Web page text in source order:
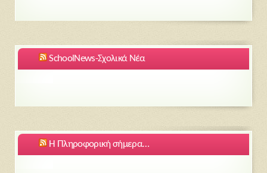
SchoolNews-Σχολικά Νέα
Η Πληροφορική σήμερα…